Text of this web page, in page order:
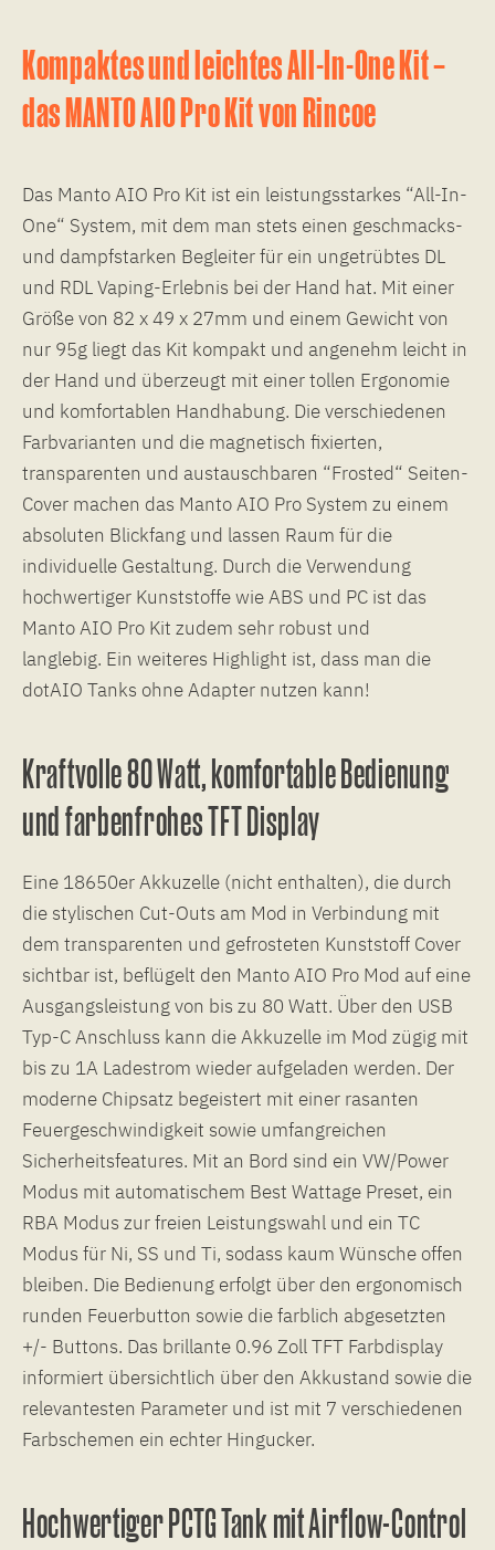
Kompaktes und leichtes All-In-One Kit –
das MANTO AIO Pro Kit von Rincoe
Das Manto AIO Pro Kit ist ein leistungsstarkes “All-In-
One“ System, mit dem man stets einen geschmacks-
und dampfstarken Begleiter für ein ungetrübtes DL
und RDL Vaping-Erlebnis bei der Hand hat. Mit einer
Größe von 82 x 49 x 27mm und einem Gewicht von
nur 95g liegt das Kit kompakt und angenehm leicht in
der Hand und überzeugt mit einer tollen Ergonomie
und komfortablen Handhabung. Die verschiedenen
Farbvarianten und die magnetisch fixierten,
transparenten und austauschbaren “Frosted“ Seiten-
Cover machen das Manto AIO Pro System zu einem
absoluten Blickfang und lassen Raum für die
individuelle Gestaltung. Durch die Verwendung
hochwertiger Kunststoffe wie ABS und PC ist das
Manto AIO Pro Kit zudem sehr robust und
langlebig. Ein weiteres Highlight ist, dass man die
dotAIO Tanks ohne Adapter nutzen kann!
Kraftvolle 80 Watt, komfortable Bedienung
und farbenfrohes TFT Display
Eine 18650er Akkuzelle (nicht enthalten), die durch
die stylischen Cut-Outs am Mod in Verbindung mit
dem transparenten und gefrosteten Kunststoff Cover
sichtbar ist, beflügelt den Manto AIO Pro Mod auf eine
Ausgangsleistung von bis zu 80 Watt. Über den USB
Typ-C Anschluss kann die Akkuzelle im Mod zügig mit
bis zu 1A Ladestrom wieder aufgeladen werden. Der
moderne Chipsatz begeistert mit einer rasanten
Feuergeschwindigkeit sowie umfangreichen
Sicherheitsfeatures. Mit an Bord sind ein VW/Power
Modus mit automatischem Best Wattage Preset, ein
RBA Modus zur freien Leistungswahl und ein TC
Modus für Ni, SS und Ti, sodass kaum Wünsche offen
bleiben. Die Bedienung erfolgt über den ergonomisch
runden Feuerbutton sowie die farblich abgesetzten
+/- Buttons. Das brillante 0.96 Zoll TFT Farbdisplay
informiert übersichtlich über den Akkustand sowie die
relevantesten Parameter und ist mit 7 verschiedenen
Farbschemen ein echter Hingucker.
Hochwertiger PCTG Tank mit Airflow-Control